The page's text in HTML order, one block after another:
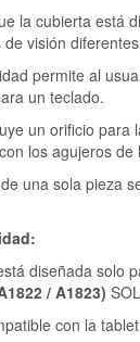
la cubierta está
visión
permite al
un teclado.
un orificio para
los agujeros de
una sola pieza
diseñada solo
/ A1823)
con la